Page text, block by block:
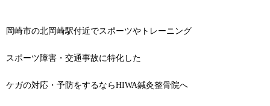
岡崎市の北岡崎駅付近でスポーツやトレーニング
スポーツ障害・交通事故に特化した
ケガの対応・予防をするならHIWA鍼灸整骨院へ